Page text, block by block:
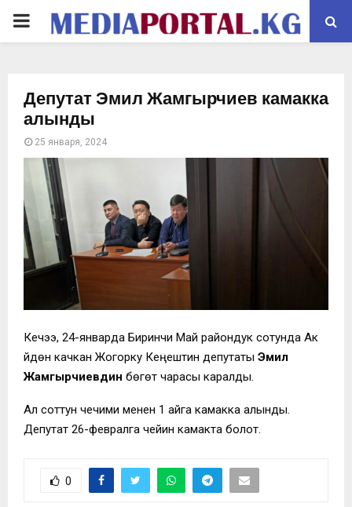
PRIMARY
Депутат Эмил Жамгырчиев камакка
алынды
25 января, 2024
Кечээ, 24-январда Биринчи Май райондук сотунда Ак
Үйдөн качкан Жогорку Кеңештин депутаты Эмил
Жамгырчиевдин бөгөт чарасы каралды.
Ал соттун чечими менен 1 айга камакка алынды.
Депутат 26-февралга чейин камакта болот.
0